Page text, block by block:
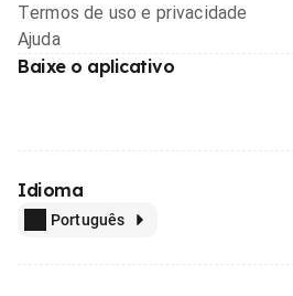
Termos de uso e privacidade
Ajuda
Baixe o aplicativo
Idioma
Português